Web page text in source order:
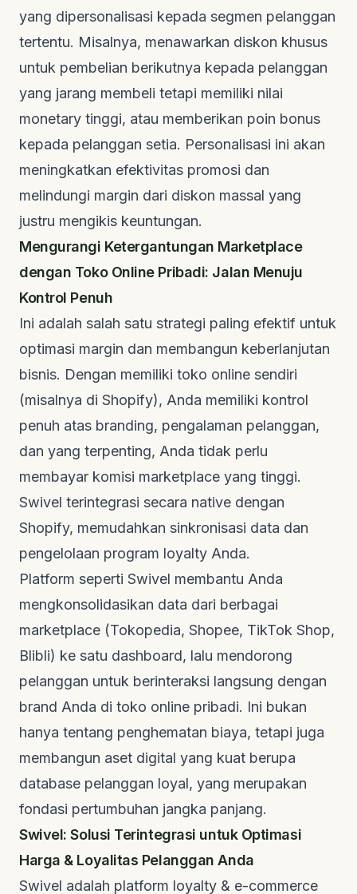
yang dipersonalisasi kepada segmen pelanggan
tertentu. Misalnya, menawarkan diskon khusus
untuk pembelian berikutnya kepada pelanggan
yang jarang membeli tetapi memiliki nilai
monetary tinggi, atau memberikan poin bonus
kepada pelanggan setia. Personalisasi ini akan
meningkatkan efektivitas promosi dan
melindungi margin dari diskon massal yang
justru mengikis keuntungan.
Mengurangi Ketergantungan Marketplace
dengan Toko Online Pribadi: Jalan Menuju
Kontrol Penuh
Ini adalah salah satu strategi paling efektif untuk
optimasi margin dan membangun keberlanjutan
bisnis. Dengan memiliki toko online sendiri
(misalnya di Shopify), Anda memiliki kontrol
penuh atas branding, pengalaman pelanggan,
dan yang terpenting, Anda tidak perlu
membayar komisi marketplace yang tinggi.
Swivel terintegrasi secara native dengan
Shopify, memudahkan sinkronisasi data dan
pengelolaan program loyalty Anda.
Platform seperti Swivel membantu Anda
mengkonsolidasikan data dari berbagai
marketplace (Tokopedia, Shopee, TikTok Shop,
Blibli) ke satu dashboard, lalu mendorong
pelanggan untuk berinteraksi langsung dengan
brand Anda di toko online pribadi. Ini bukan
hanya tentang penghematan biaya, tetapi juga
membangun aset digital yang kuat berupa
database pelanggan loyal, yang merupakan
fondasi pertumbuhan jangka panjang.
Swivel: Solusi Terintegrasi untuk Optimasi
Harga & Loyalitas Pelanggan Anda
Swivel adalah platform loyalty & e-commerce